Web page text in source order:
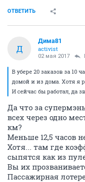
ОТВЕТИТЬ
Д
Дима81
activist
02 мая 2017
В убере 20 заказов за 10
домой и из дома. Хотя я
И сейчас бы работал, да
Да что за
всех через одно
км?
Меньше 12,5 часов
Хотя... там где
сыпятся как из
Вы их
Пассажирная